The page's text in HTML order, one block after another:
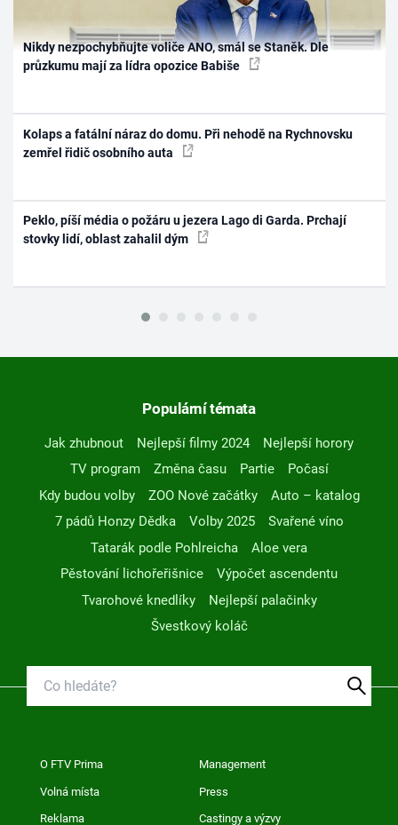
Nikdy nezpochybňujte voliče ANO, smál se Staněk. Dle
průzkumu mají za lídra opozice Babiše
Kolaps a fatální náraz do domu. Při nehodě na Rychnovsku
zemřel řidič osobního auta
Peklo, píší média o požáru u jezera Lago di Garda. Prchají
stovky lidí, oblast zahalil dým
Populární témata
Jak zhubnout Nejlepší filmy 2024
Nejlepší horory
TV program
Změna času Partie
Počasí
Kdy budou volby
ZOO Nové začátky
Auto – katalog
7 pádů Honzy Dědka
Volby 2025
Svařené víno
Tatarák podle Pohlreicha
Aloe vera
Pěstování lichořeřišnice
Výpočet ascendentu
Tvarohové knedlíky
Nejlepší palačinky
Švestkový koláč
O FTV Prima Management
Volná místa Press
Reklama Castingy a výzvy